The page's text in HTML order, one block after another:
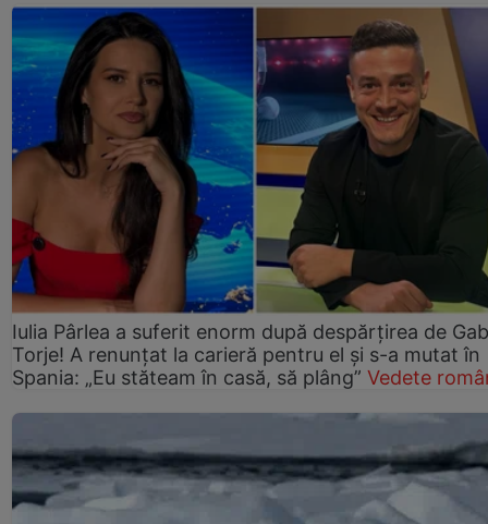
Iulia Pârlea a suferit enorm după despărțirea de
Torje! A renunțat la carieră pentru el și s-a mutat în
Spania: „Eu stăteam în casă, să plâng” Vedete